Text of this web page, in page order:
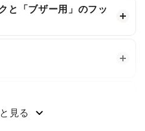
と「ブザー用」のフッ
見る